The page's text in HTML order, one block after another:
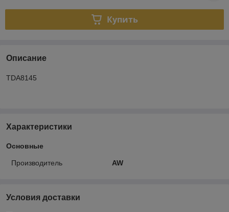
Купить
Описание
TDA8145
Характеристики
Основные
Производитель AW
Условия доставки